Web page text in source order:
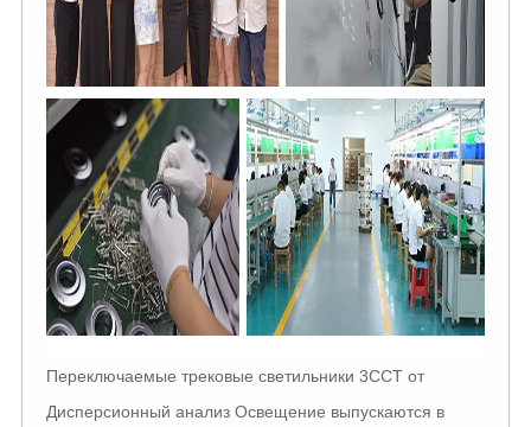
Переключаемые трековые светильники 3CCT от
Дисперсионный анализ Освещение выпускаются в